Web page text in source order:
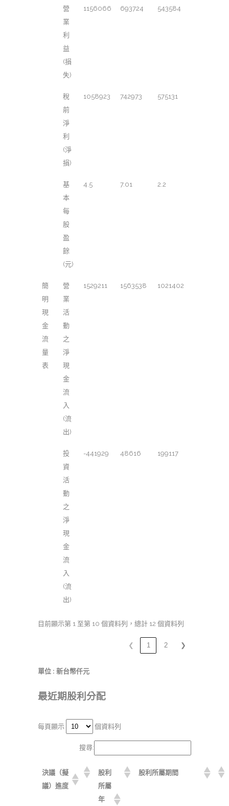
營
業
利
益
(損
失)
1156066 693724 543584
稅
前
淨
利
(淨
損)
1058923 742973 575131
基
本
每
股
盈
餘
(元)
4.5 7.01 2.2
簡
明
現
金
流
量
表
營
業
活
動
之
淨
現
金
流
入
(流
出)
1529211 1563538 1021402
投
資
活
動
之
淨
現
金
流
入
(流
出)
-441929 48616 199117
目前顯示第 1 至第 10 個資料列，總計 12 個資料列
❮ 1 2 ❯
單位 : 新台幣仟元
最近期股利分配
每頁顯示 個資料列
搜尋:
決議（擬
議）進度
股利
所屬
年
股利所屬期間